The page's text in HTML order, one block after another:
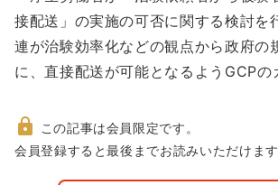
動接配送」の実施の可否に関する検討を
連が治験効率化などの観点から政府の
に、直接配送が可能となるようGCP
非
この記事は会員限定です。
会員登録すると最後までお読みいただけます